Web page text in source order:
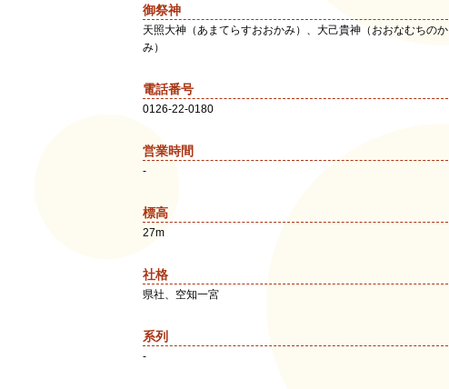
御祭神
天照大神（あまてらすおおかみ）、大己貴神（おおなむちのか
み）
電話番号
0126-22-0180
営業時間
-
標高
27m
社格
県社、空知一宮
系列
-